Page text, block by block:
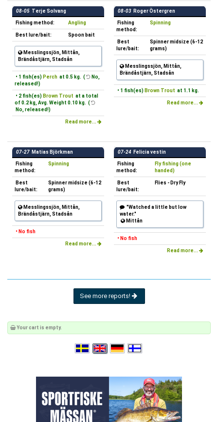
08-05 Terje Solvang
Fishing method: Angling
Best lure/bait: Spoon bait
Messlingssjön, Mittån,
Brändåstjärn, Stadsån
• 1 fish(es) Perch at 0.5 kg. (
No,
released!)
• 2 fish(es) Brown Trout at a total
of 0.2 kg, Avg. Weight 0.10 kg. (
No, released!)
Read more...
08-03 Roger Östergren
Fishing
method:
Spinning
Best
lure/bait:
Spinner midsize (6-12
grams)
Messlingssjön, Mittån,
Brändåstjärn, Stadsån
• 1 fish(es) Brown Trout at 1.1 kg.
Read more...
07-27 Matias Björkman
Fishing
method:
Spinning
Best
lure/bait:
Spinner midsize (6-12
grams)
Messlingssjön, Mittån,
Brändåstjärn, Stadsån
• No fish
Read more...
07-24 Felicia vestin
Fishing
method:
Fly fishing (one
handed)
Best
lure/bait:
Flies - Dry Fly
"Watched a little but low
water."
Mittån
• No fish
Read more...
See more reports!
Your cart is empty.